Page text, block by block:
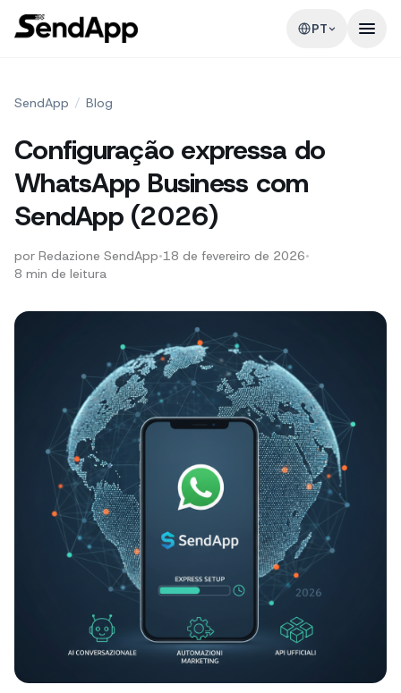
PT
SendApp / Blog
Configuração expressa do
WhatsApp Business com
SendApp (2026)
por Redazione SendApp•18 de fevereiro de 2026•
8 min de leitura